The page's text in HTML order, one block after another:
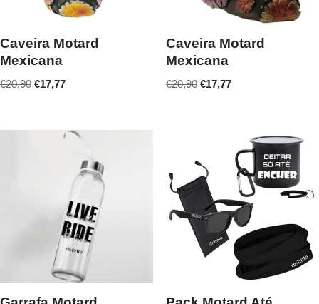
Caveira Motard
Mexicana
€20,90 €17,77
Caveira Motard
Mexicana
€20,90 €17,77